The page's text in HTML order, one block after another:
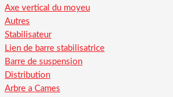
Axe vertical du moyeu
Autres
Stabilisateur
Lien de barre stabilisatrice
Barre de suspension
Distribution
Arbre a Cames